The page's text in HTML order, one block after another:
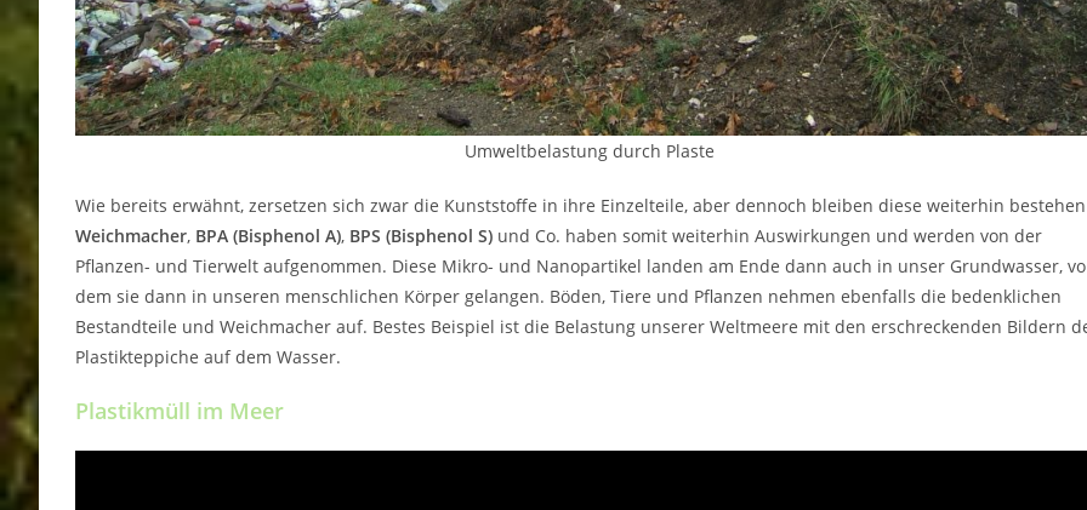
Umweltbelastung durch Plaste
Wie bereits erwähnt, zersetzen sich zwar die Kunststoffe in ihre Einzelteile, aber dennoch bleiben diese weiterhin
Weichmacher, BPA (Bisphenol A), BPS (Bisphenol S) und Co. haben somit weiterhin Auswirkungen und werden von der
Pflanzen- und Tierwelt aufgenommen. Diese Mikro- und Nanopartikel landen am Ende dann auch in unser Grundwasser,
dem sie dann in unseren menschlichen Körper gelangen. Böden, Tiere und Pflanzen nehmen ebenfalls die bedenklichen
Bestandteile und Weichmacher auf. Bestes Beispiel ist die Belastung unserer Weltmeere mit den erschreckenden Bildern
Plastikteppiche auf dem Wasser.
Plastikmüll im Meer